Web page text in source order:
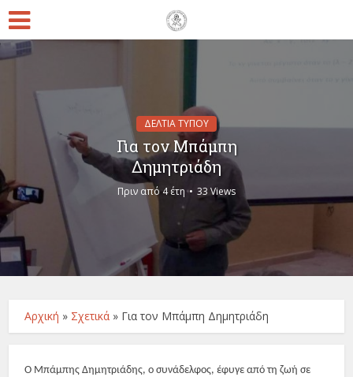
ΔΕΛΤΙΑ ΤΥΠΟΥ
Για τον Μπάμπη
Δημητριάδη
Πριν από 4 έτη 33 Views
Αρχική » Σχετικά » Για τον Μπάμπη Δημητριάδη
Ο Μπάμπης Δημητριάδης, ο συνάδελφος, έφυγε από τη ζωή σε